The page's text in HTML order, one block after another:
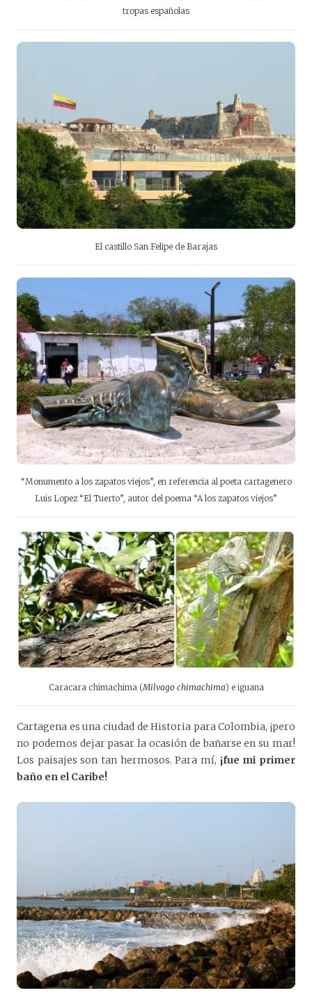
tropas españolas
El castillo San Felipe de Barajas
“Monumento a los zapatos viejos”, en referencia al poeta cartagenero
Luis Lopez “El Tuerto”, autor del poema “A los zapatos viejos”
Caracara chimachima (Milvago chimachima) e iguana
Cartagena es una ciudad de Historia para Colombia, ¡pero
no podemos dejar pasar la ocasión de bañarse en su mar!
Los paisajes son tan hermosos. Para mí, ¡fue mi primer
baño en el Caribe!